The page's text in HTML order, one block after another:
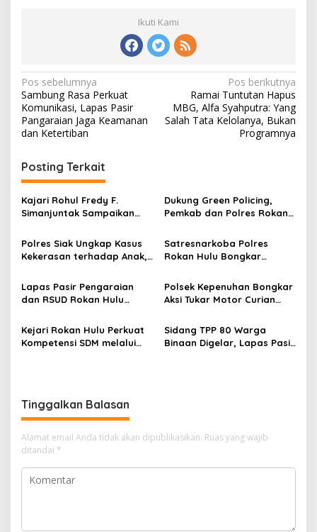
Ikuti Kami
Navigasi
pos
Pos sebelumnya
Sambung Rasa Perkuat
Komunikasi, Lapas Pasir
Pangaraian Jaga Keamanan
dan Ketertiban
Pos berikutnya
Ramai Tuntutan Hapus
MBG, Alfa Syahputra: Yang
Salah Tata Kelolanya, Bukan
Programnya
Posting Terkait
Kajari Rohul Fredy F.
Simanjuntak Sampaikan
Riau ke-69
Dukung Green Policing,
Pemkab dan Polres Rokan
Lingkungan Hidup
Polres Siak Ungkap Kasus
Kekerasan terhadap Anak,
Satresnarkoba Polres
Rokan Hulu Bongkar
Pelaku Ditangkap di
Perkebunan Sawit
Lapas Pasir Pengaraian
dan RSUD Rokan Hulu
Darah untuk Kemanusiaan
Polsek Kepenuhan Bongkar
Aksi Tukar Motor Curian
Diamankan
Kejari Rokan Hulu Perkuat
Kompetensi SDM melalui
Sidang TPP 80 Warga
Binaan Digelar, Lapas Pasir
Tinggalkan Balasan
Alamat email Anda tidak akan dipublikasikan. Ruas yang wajib
ditandai *